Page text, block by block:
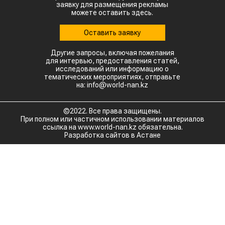
заявку для размещения рекламы
можете оставить здесь.
Оставить заявку
Другие запросы, включая пожелания
для интервью, предоставления статей,
исследований или информацию о
тематических мероприятиях, отправьте
на: info@world-nan.kz
©2022. Все права защищены.
При полном или частичном использовании материалов
ссылка на www.world-nan.kz обязательна.
Разработка сайтов в Астане